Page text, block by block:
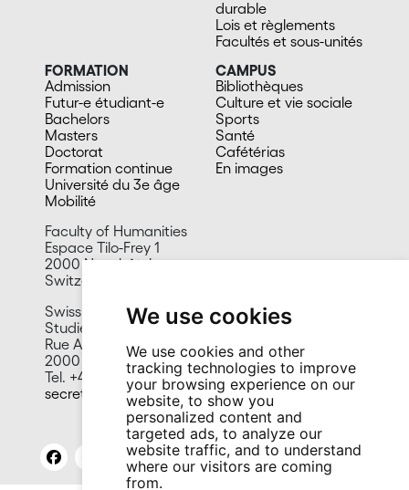
We use cookies
We use cookies and other
tracking technologies to improve
your browsing experience on our
website, to show you
personalized content and
targeted ads, to analyze our
website traffic, and to understand
where our visitors are coming
from.
durable
Lois et règlements
Facultés et sous-unités
FORMATION
Admission
Futur-e étudiant-e
Bachelors
Masters
Doctorat
Formation continue
Université du 3e âge
Mobilité
CAMPUS
Bibliothèques
Culture et vie sociale
Sports
Santé
Cafétérias
En images
Faculty of Humanities
Espace Tilo-Frey 1
2000 Neuchâtel
Switzerland
Swiss Forum for Migration and Population
Studies
Rue A.-L. Breguet 2
2000 Neuchâtel
Tel. +41 32 718 39 20
secretariat.sfm@unine.ch